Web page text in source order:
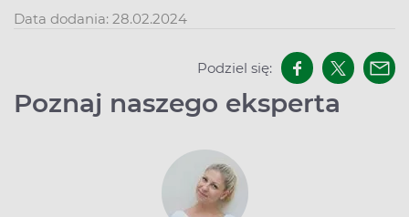
Data dodania: 28.02.2024
Podziel się:
Poznaj naszego eksperta